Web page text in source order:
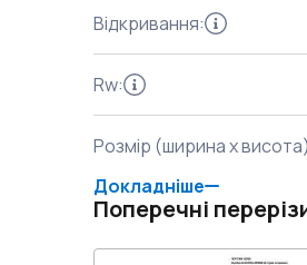
Відкривання:
Rw:
Розмір (ширина x висота)
Докладніше
Поперечні